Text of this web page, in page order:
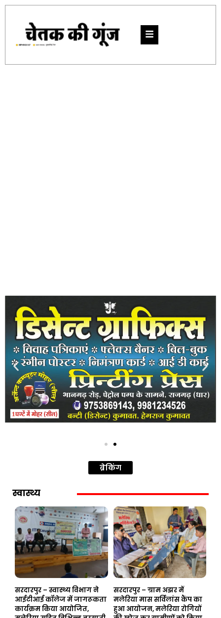
ब्रेकिंग
स्वास्थ्य
सरदारपुर – स्वास्थ्य विभाग ने
आईटीआई कॉलेज में जागरूकता
कार्यक्रम किया आयोजित,
सरदारपुर – ग्राम अझर में
मलेरिया मास सर्विलांस कैंप का
हुआ आयोजन, मलेरिया रोगियों